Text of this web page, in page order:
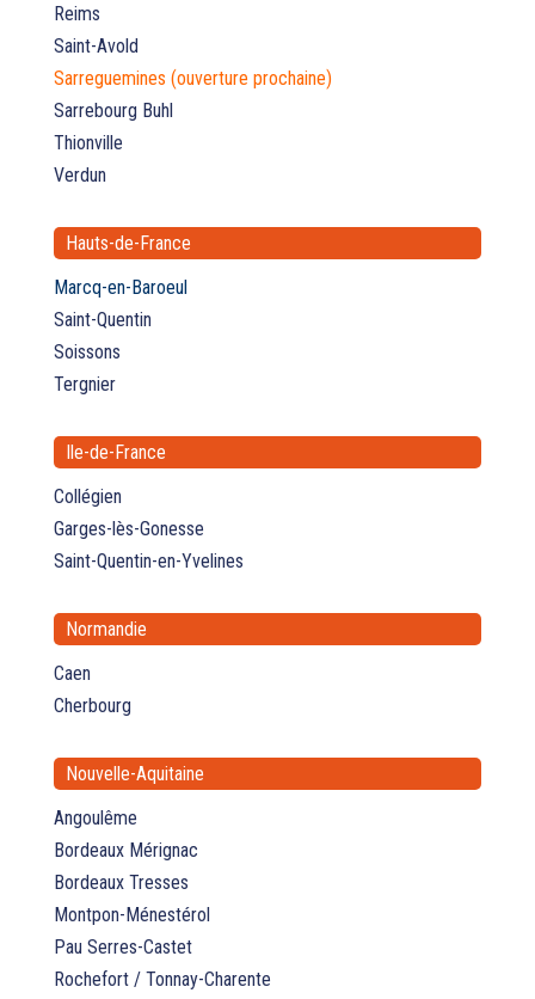
Reims
Saint-Avold
Sarreguemines (ouverture prochaine)
Sarrebourg Buhl
Thionville
Verdun
Hauts-de-France
Marcq-en-Baroeul
Saint-Quentin
Soissons
Tergnier
Ile-de-France
Collégien
Garges-lès-Gonesse
Saint-Quentin-en-Yvelines
Normandie
Caen
Cherbourg
Nouvelle-Aquitaine
Angoulême
Bordeaux Mérignac
Bordeaux Tresses
Montpon-Ménestérol
Pau Serres-Castet
Rochefort / Tonnay-Charente